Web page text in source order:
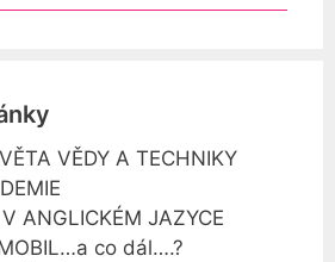
VĚDY A TECHNIKY
ANGLICKÉM JAZYCE
co dál….?